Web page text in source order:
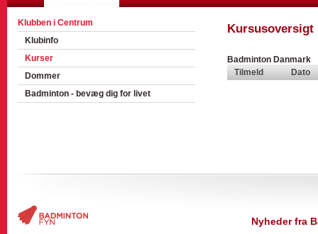
Klubben i Centrum
Klubinfo
Kurser
Dommer
Badminton - bevæg dig for livet
Kursusoversigt
Badminton Danmark
Tilmeld
Dato
Nyheder fra